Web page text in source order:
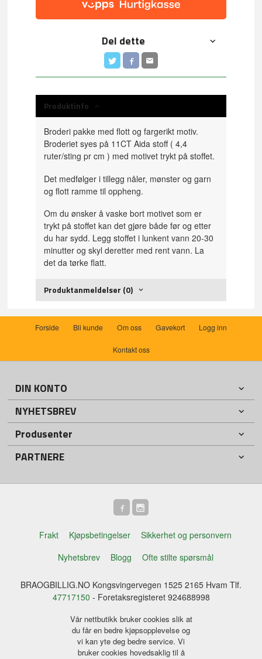
Del dette
Produktinfo
Broderi pakke med flott og fargerikt motiv.
Broderiet syes på 11CT Aida stoff ( 4,4
ruter/sting pr cm ) med motivet trykt på stoffet.
Det medfølger i tillegg nåler, mønster og garn
og flott ramme til oppheng.
Om du ønsker å vaske bort motivet som er
trykt på stoffet kan det gjøre både før og etter
du har sydd. Legg stoffet i lunkent vann 20-30
minutter og skyl deretter med rent vann. La
det da tørke flatt.
Produktanmeldelser (0)
Forside Bli kunde Om oss Gavekort Logg inn
Kontakt oss
DIN KONTO
NYHETSBREV
Produsenter
PARTNERE
Frakt Kjøpsbetingelser
Sikkerhet og personvern
Nyhetsbrev
Blogg Ofte stilte spørsmål
BRAOGBILLIG.NO Kongsvingervegen 1525 2165 Hvam Tlf.
47717150 - Foretaksregisteret 924688998
Vår nettbutikk bruker cookies slik at
du får en bedre kjøpsopplevelse og
vi kan yte deg bedre service. Vi
bruker cookies hovedsaklig til å